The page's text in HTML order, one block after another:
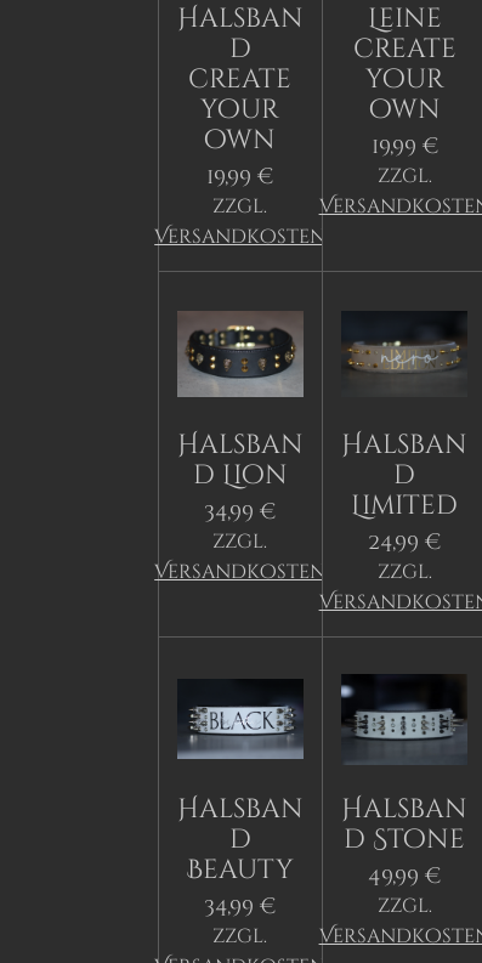
Halsban
d
create
your
own
19,99 €
zzgl.
Versandkosten
Leine
create
your
own
19,99 €
zzgl.
Halsban
d Lion
34,99 €
zzgl.
Versandkosten
Halsban
d
Limited
24,99 €
zzgl.
Halsban
d
Beauty
34,99 €
zzgl.
Halsban
d Stone
49,99 €
zzgl.